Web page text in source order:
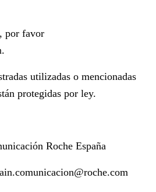
por favor
.
utilizadas o mencionadas
protegidas por ley.
Roche España